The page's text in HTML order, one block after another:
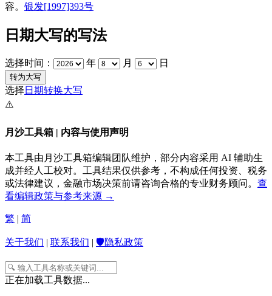
容。 银发[1997]393号
日期大写的写法
选择时间： 年 月 日
选择 日期转换大写
⚠️
月沙工具箱 | 内容与使用声明
本工具由月沙工具箱编辑团队维护，部分内容采用 AI 辅助生
成并经人工校对。工具结果仅供参考，不构成任何投资、税务
或法律建议，金融市场决策前请咨询合格的专业财务顾问。 查
看编辑政策与参考来源 →
繁 | 简
关于我们 | 联系我们 | 🛡️隐私政策
正在加载工具数据...